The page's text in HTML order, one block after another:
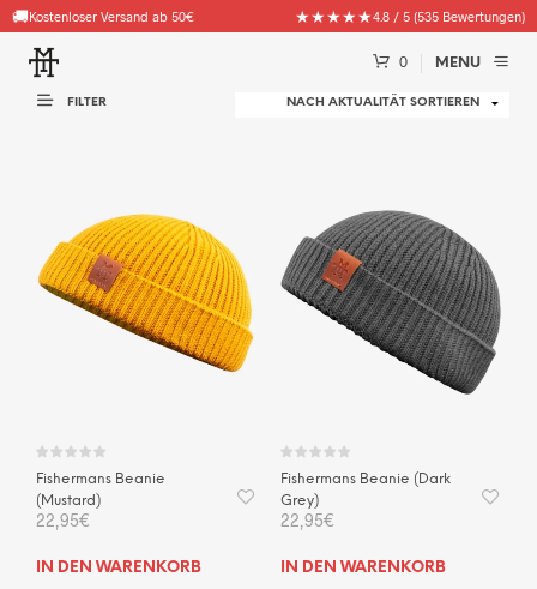
🚚Kostenloser Versand ab 50€ ★★★★★4.8 / 5 (535 Bewertungen)
0 MENU
FILTER
Fishermans Beanie
(Mustard)
22,95€
IN DEN WARENKORB
Fishermans Beanie (Dark
Grey)
22,95€
IN DEN WARENKORB